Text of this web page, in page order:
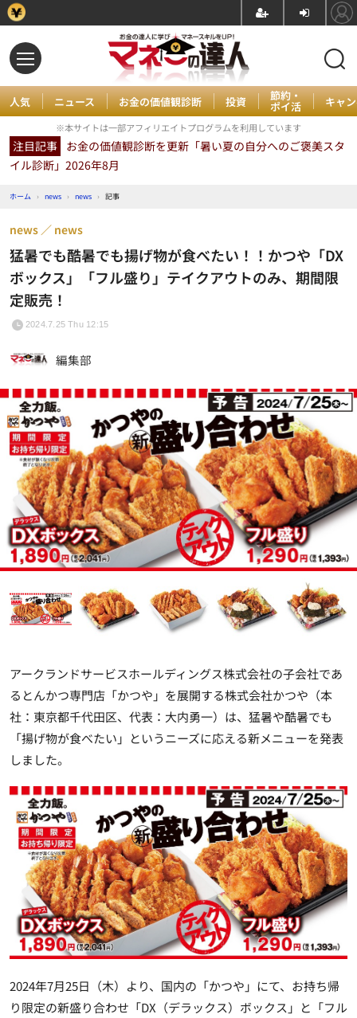
人気 ニュース お金の価値観診断 投資 節約・
ポイ活 キャ
※本サイトは一部アフィリエイトプログラムを利用しています
注目記事 お金の価値観診断を更新「暑い夏の自分へのご褒美スタ
イル診断」2026年8月
ホーム › news › news › 記事
猛暑でも酷暑でも揚げ物が食べたい！！かつや「DX
ボックス」「フル盛り」テイクアウトのみ、期間限
定販売！
news news
2024.7.25 Thu 12:15
編集部
アークランドサービスホールディングス株式会社の子会社であ
るとんかつ専門店「かつや」を展開する株式会社かつや（本
社：東京都千代田区、代表：大内勇一）は、猛暑や酷暑でも
「揚げ物が食べたい」というニーズに応える新メニューを発表
しました。
2024年7月25日（木）より、国内の「かつや」にて、お持ち帰
り限定の新盛り合わせ「DX（デラックス）ボックス」と「フル